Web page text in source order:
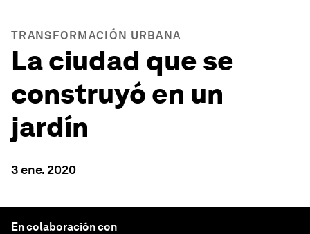
TRANSFORMACIÓN URBANA
La ciudad que se
construyó en un
jardín
3 ene. 2020
En colaboración con